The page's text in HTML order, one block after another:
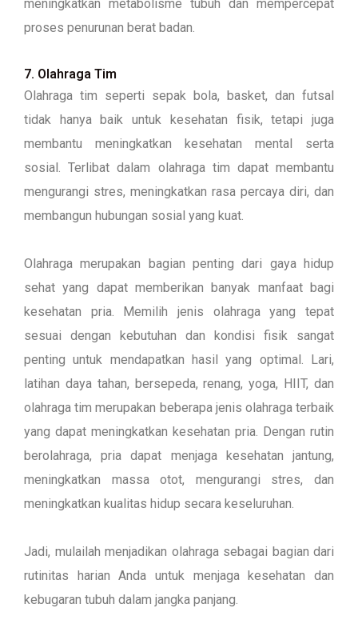
meningkatkan metabolisme tubuh dan mempercepat
proses penurunan berat badan.
7. Olahraga Tim
Olahraga tim seperti sepak bola, basket, dan futsal
tidak hanya baik untuk kesehatan fisik, tetapi juga
membantu meningkatkan kesehatan mental serta
sosial. Terlibat dalam olahraga tim dapat membantu
mengurangi stres, meningkatkan rasa percaya diri, dan
membangun hubungan sosial yang kuat.
Olahraga merupakan bagian penting dari gaya hidup
sehat yang dapat memberikan banyak manfaat bagi
kesehatan pria. Memilih jenis olahraga yang tepat
sesuai dengan kebutuhan dan kondisi fisik sangat
penting untuk mendapatkan hasil yang optimal. Lari,
latihan daya tahan, bersepeda, renang, yoga, HIIT, dan
olahraga tim merupakan beberapa jenis olahraga terbaik
yang dapat meningkatkan kesehatan pria. Dengan rutin
berolahraga, pria dapat menjaga kesehatan jantung,
meningkatkan massa otot, mengurangi stres, dan
meningkatkan kualitas hidup secara keseluruhan.
Jadi, mulailah menjadikan olahraga sebagai bagian dari
rutinitas harian Anda untuk menjaga kesehatan dan
kebugaran tubuh dalam jangka panjang.